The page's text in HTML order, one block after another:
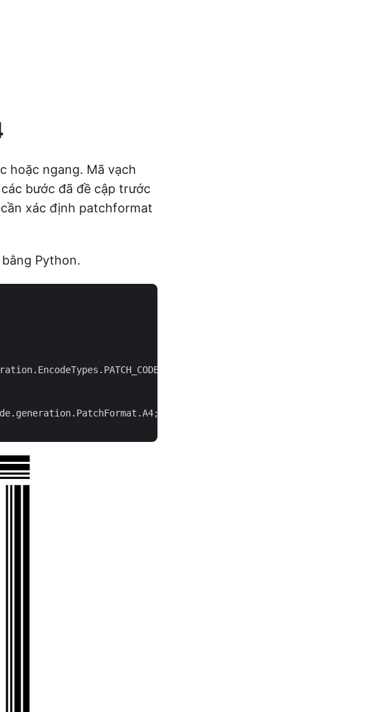
hoặc ngang. Mã vạch
bước đã đề cập trước
xác định patchformat
Python.